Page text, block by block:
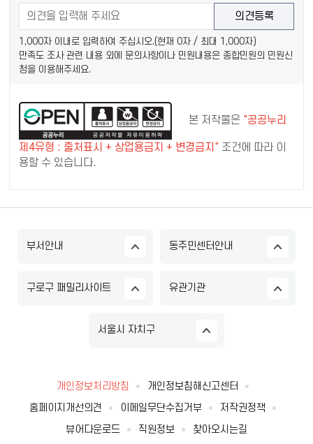
1,000자 이내로 입력하여 주십시오.(현재 0자 / 최대 1,000자)
만족도 조사 관련 내용 외에 문의사항이나 민원내용은 종합민원의 민원신
청을 이용해주세요.
본 저작물은 "공공누리
제4유형 : 출처표시 + 상업용금지 + 변경금지" 조건에 따라 이
용할 수 있습니다.
부서안내 동주민센터안내
구로구 패밀리사이트 유관기관
서울시 자치구
개인정보처리방침
개인정보침해신고센터
홈페이지개선의견
이메일무단수집거부
저작권정책
뷰어다운로드
직원정보 찾아오시는길